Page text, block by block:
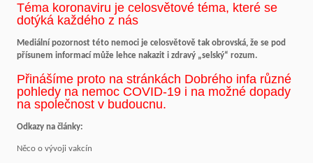
Téma koronaviru je celosvětové téma, které se
dotýká každého z nás
Mediální pozornost této nemoci je celosvětově tak obrovská, že se pod
přísunem informací může lehce nakazit i zdravý „selský“ rozum.
Přinášíme proto na stránkách Dobrého infa různé
pohledy na nemoc COVID-19 i na možné dopady
na společnost v budoucnu.
Odkazy na články:
Něco o vývoji vakcín